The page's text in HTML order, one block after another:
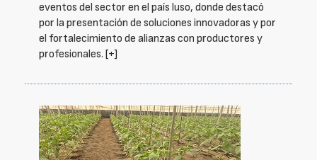
eventos del sector en el país luso, donde destacó
por la presentación de soluciones innovadoras y por
el fortalecimiento de alianzas con productores y
profesionales. [+]